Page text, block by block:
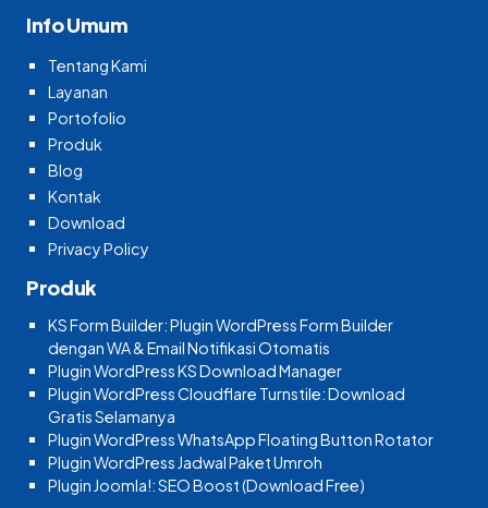
Info Umum
Tentang Kami
Layanan
Portofolio
Produk
Blog
Kontak
Download
Privacy Policy
Produk
KS Form Builder: Plugin WordPress Form Builder
dengan WA & Email Notifikasi Otomatis
Plugin WordPress KS Download Manager
Plugin WordPress Cloudflare Turnstile: Download
Gratis Selamanya
Plugin WordPress WhatsApp Floating Button Rotator
Plugin WordPress Jadwal Paket Umroh
Plugin Joomla!: SEO Boost (Download Free)